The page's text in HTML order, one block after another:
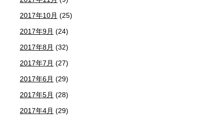
2017年10月 (25)
2017年9月 (24)
2017年8月 (32)
2017年7月 (27)
2017年6月 (29)
2017年5月 (28)
2017年4月 (29)